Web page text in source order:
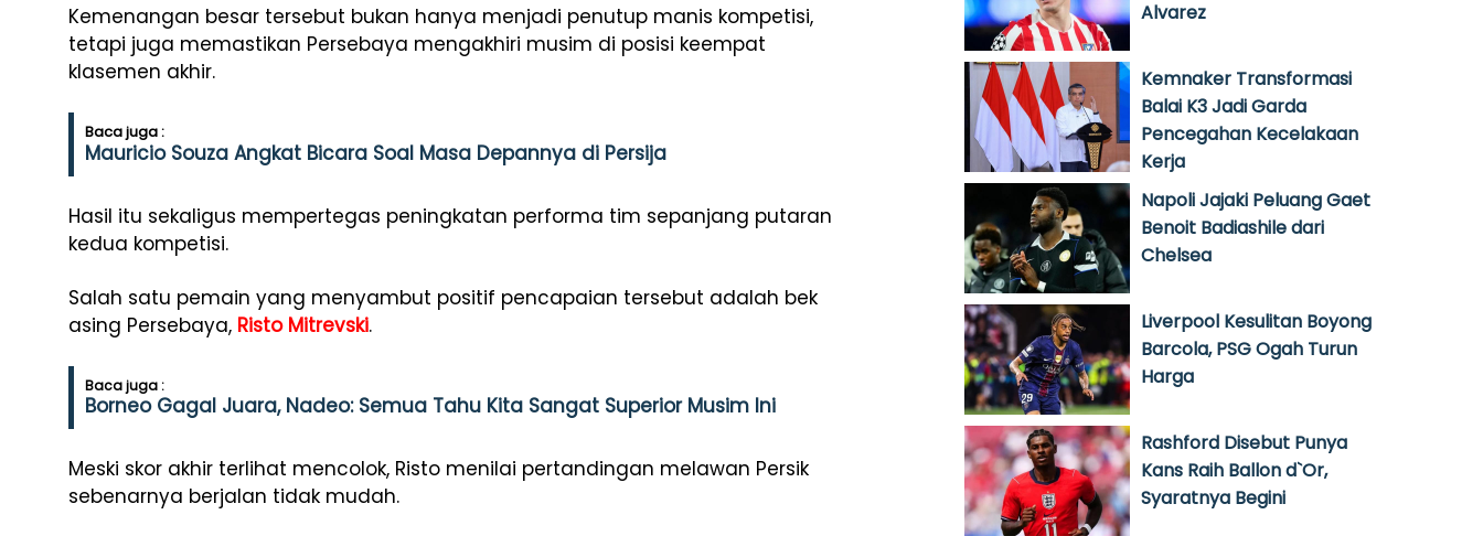
Kemenangan besar tersebut bukan hanya menjadi penutup manis kompetisi,
tetapi juga memastikan Persebaya mengakhiri musim di posisi keempat
klasemen akhir.
Baca juga :
Mauricio Souza Angkat Bicara Soal Masa Depannya di Persija
Hasil itu sekaligus mempertegas peningkatan performa tim sepanjang putaran
kedua kompetisi.
Salah satu pemain yang menyambut positif pencapaian tersebut adalah bek
asing Persebaya, Risto Mitrevski.
Baca juga :
Borneo Gagal Juara, Nadeo: Semua Tahu Kita Sangat Superior Musim Ini
Meski skor akhir terlihat mencolok, Risto menilai pertandingan melawan Persik
sebenarnya berjalan tidak mudah.
Alvarez
Kemnaker Transformasi
Balai K3 Jadi Garda
Pencegahan Kecelakaan
Kerja
Napoli Jajaki Peluang Gaet
Benoit Badiashile dari
Chelsea
Liverpool Kesulitan Boyong
Barcola, PSG Ogah Turun
Harga
Rashford Disebut Punya
Kans Raih Ballon d`Or,
Syaratnya Begini